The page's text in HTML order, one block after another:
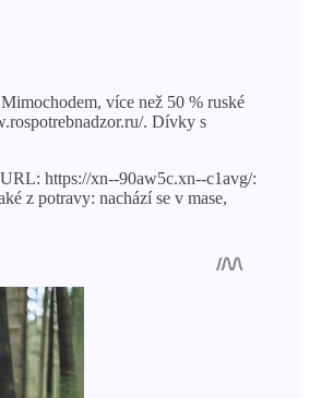
více než 50 % ruské
. Dívky s
https://xn--90aw5c.xn--c1avg/:
z potravy: nachází se v mase,